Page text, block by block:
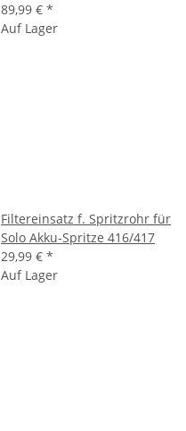
89,99 € *
Auf Lager
Filtereinsatz f. Spritzrohr für
Solo Akku-Spritze 416/417
29,99 € *
Auf Lager